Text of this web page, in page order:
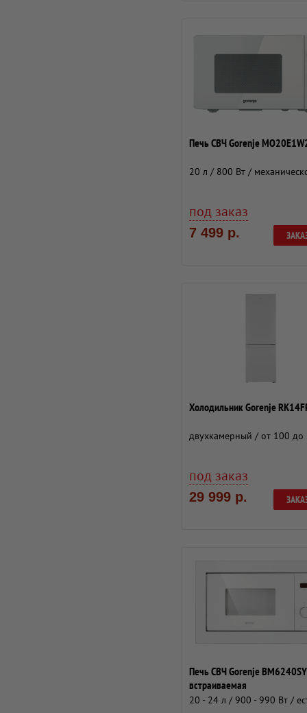
Печь СВЧ Gorenje
20 л / 800 Вт /
под заказ
7 499 р.
Холодильник Gorenje
двухкамерный / от 100 до
под заказ
29 999 р.
Печь СВЧ Gorenje
встраиваемая
20 - 24 л / 900 - 990 Вт /